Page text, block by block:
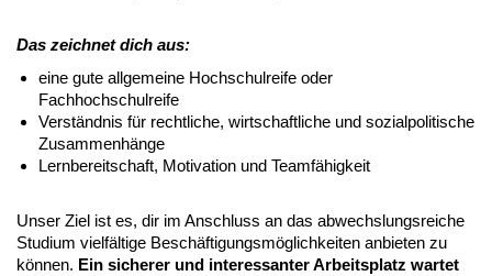
Das zeichnet dich aus:
eine gute allgemeine Hochschulreife oder
Fachhochschulreife
Verständnis für rechtliche, wirtschaftliche und sozialpolitische
Zusammenhänge
Lernbereitschaft, Motivation und Teamfähigkeit
Unser Ziel ist es, dir im Anschluss an das abwechslungsreiche
Studium vielfältige Beschäftigungsmöglichkeiten anbieten zu
können. Ein sicherer und interessanter Arbeitsplatz wartet